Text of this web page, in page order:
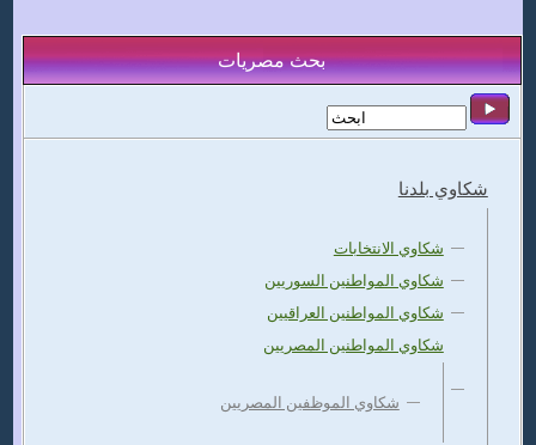
بحث مصريات
شكاوي بلدنا
شكاوي الانتخابات
شكاوي المواطنين السوريين
شكاوي المواطنين العراقيين
شكاوي المواطنين المصريين
شكاوي الموظفين المصريين